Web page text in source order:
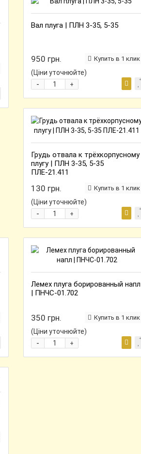
Вал плуга | ПЛН 3-35, 5-35
950 грн.
(Ціни уточнюйте)
+
-
Купить в 1 клик
Грудь отвала к трёхкорпусному
плугу | ПЛН 3-35, 5-35
ПЛЕ-21.411
130 грн.
(Ціни уточнюйте)
+
-
Купить в 1 клик
Лемех плуга борированный напл
| ПНЧС-01.702
350 грн.
(Ціни уточнюйте)
+
-
Купить в 1 клик